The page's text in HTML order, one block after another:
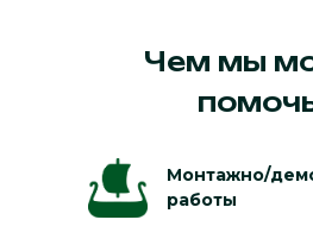
Чем мы
Монтажно/
работы